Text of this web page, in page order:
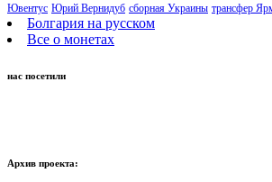
Ювентус Юрий Вернидуб сборная Украины трансфер
Болгария на русском
Все о монетах
нас посетили
Архив проекта: